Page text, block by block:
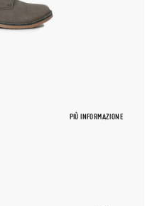
PIÙ INFORMAZIONE